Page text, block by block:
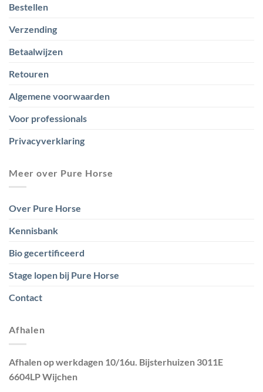
Bestellen
Verzending
Betaalwijzen
Retouren
Algemene voorwaarden
Voor professionals
Privacyverklaring
Meer over Pure Horse
Over Pure Horse
Kennisbank
Bio gecertificeerd
Stage lopen bij Pure Horse
Contact
Afhalen
Afhalen op werkdagen 10/16u. Bijsterhuizen 3011E
6604LP Wijchen